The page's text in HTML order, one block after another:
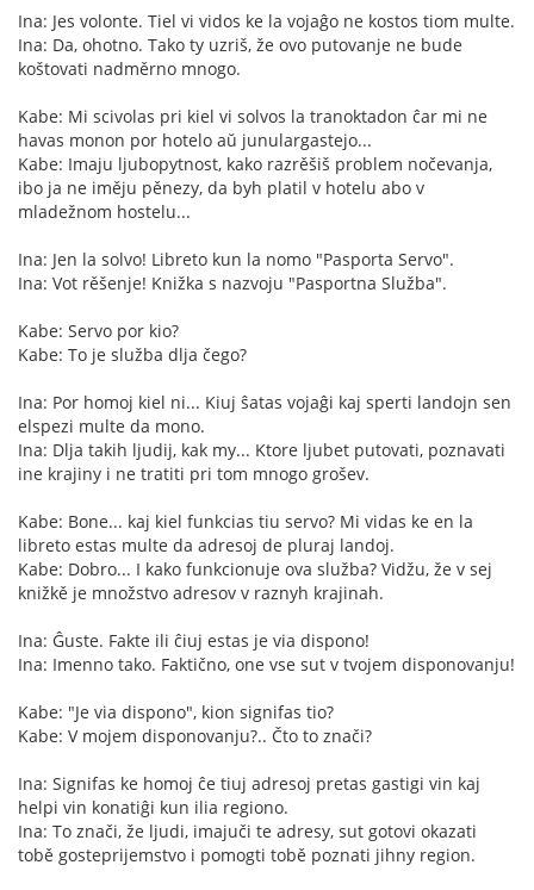
Ina: Jes volonte. Tiel vi vidos ke la vojaĝo ne kostos tiom multe.
Ina: Da, ohotno. Tako ty uzriš, že ovo putovanje ne bude
koštovati nadměrno mnogo.
Kabe: Mi scivolas pri kiel vi solvos la tranoktadon ĉar mi ne
havas monon por hotelo aŭ junulargastejo...
Kabe: Imaju ljubopytnost, kako razrěšiš problem nočevanja,
ibo ja ne iměju pěnezy, da byh platil v hotelu abo v
mladežnom hostelu...
Ina: Jen la solvo! Libreto kun la nomo "Pasporta Servo".
Ina: Vot rěšenje! Knižka s nazvoju "Pasportna Služba".
Kabe: Servo por kio?
Kabe: To je služba dlja čego?
Ina: Por homoj kiel ni... Kiuj ŝatas vojaĝi kaj sperti landojn sen
elspezi multe da mono.
Ina: Dlja takih ljudij, kak my... Ktore ljubet putovati, poznavati
ine krajiny i ne tratiti pri tom mnogo grošev.
Kabe: Bone... kaj kiel funkcias tiu servo? Mi vidas ke en la
libreto estas multe da adresoj de pluraj landoj.
Kabe: Dobro... I kako funkcionuje ova služba? Vidžu, že v sej
knižkě je množstvo adresov v raznyh krajinah.
Ina: Ĝuste. Fakte ili ĉiuj estas je via dispono!
Ina: Imenno tako. Faktično, one vse sut v tvojem disponovanju!
Kabe: "Je via dispono", kion signifas tio?
Kabe: V mojem disponovanju?.. Čto to znači?
Ina: Signifas ke homoj ĉe tiuj adresoj pretas gastigi vin kaj
helpi vin konatiĝi kun ilia regiono.
Ina: To znači, že ljudi, imajuči te adresy, sut gotovi okazati
tobě gosteprijemstvo i pomogti tobě poznati jihny region.